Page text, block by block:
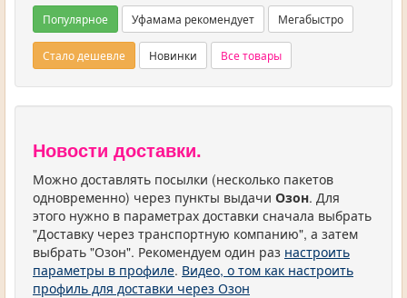
Популярное Уфамама рекомендует Мегабыстро
Стало дешевле Новинки Все товары
Новости доставки.
Можно доставлять посылки (несколько пакетов
одновременно) через пункты выдачи Озон. Для
этого нужно в параметрах доставки сначала выбрать
"Доставку через транспортную компанию", а затем
выбрать "Озон". Рекомендуем один раз настроить
параметры в профиле. Видео, о том как настроить
профиль для доставки через Озон